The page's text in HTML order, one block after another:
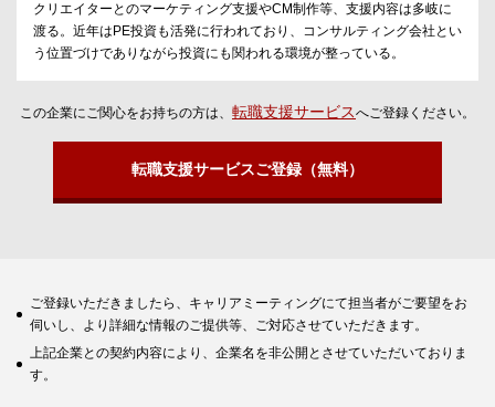
クリエイターとのマーケティング支援やCM制作等、支援内容は多岐に
渡る。近年はPE投資も活発に行われており、コンサルティング会社とい
う位置づけでありながら投資にも関われる環境が整っている。
この企業にご関心をお持ちの方は、 転職支援サービスへご登録ください。
転職支援サービスご登録（無料）
ご登録いただきましたら、キャリアミーティングにて担当者がご要望をお
伺いし、より詳細な情報のご提供等、ご対応させていただきます。
上記企業との契約内容により、企業名を非公開とさせていただいておりま
す。